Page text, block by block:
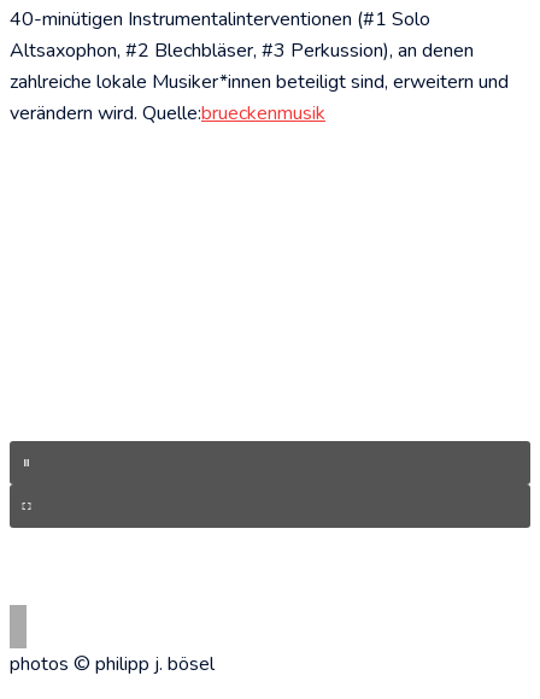
40-minütigen Instrumentalinterventionen (#1 Solo
Altsaxophon, #2 Blechbläser, #3 Perkussion), an denen
zahlreiche lokale Musiker*innen beteiligt sind, erweitern und
verändern wird. Quelle:brueckenmusik
photos © philipp j. bösel